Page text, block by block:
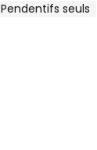
Pendentifs seuls